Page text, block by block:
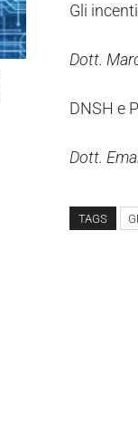
Gli
Dott.
DNSH e
Dott.
TAGS